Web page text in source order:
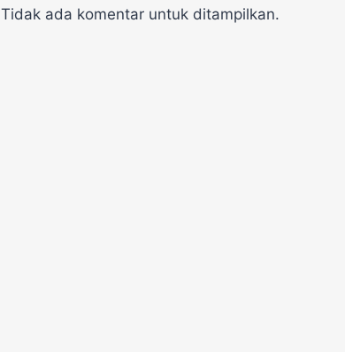
Tidak ada komentar untuk ditampilkan.